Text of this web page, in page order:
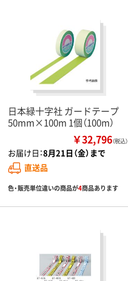
日本緑十字社 ガードテープ
50mm×100m 1個（100m）
￥32,796（税込）
お届け日：8月21日（金）まで
直送品
色・販売単位違いの商品が4商品あります